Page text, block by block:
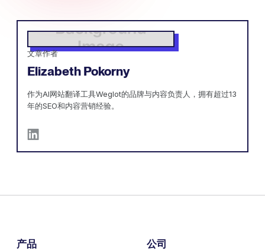
文章作者
Elizabeth Pokorny
作为AI网站翻译工具Weglot的品牌与内容负责人，拥有超过13
年的SEO和内容营销经验。
产品 公司